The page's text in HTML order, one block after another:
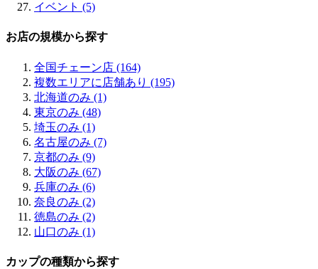
イベント (5)
お店の規模から探す
全国チェーン店 (164)
複数エリアに店舗あり (195)
北海道のみ (1)
東京のみ (48)
埼玉のみ (1)
名古屋のみ (7)
京都のみ (9)
大阪のみ (67)
兵庫のみ (6)
奈良のみ (2)
徳島のみ (2)
山口のみ (1)
カップの種類から探す